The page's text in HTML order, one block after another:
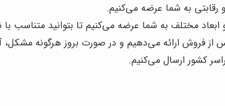
رقابتی به شما عرضه می‌کنیم.
مختلف به شما عرضه می‌کنیم تا بتوانید متناسب با
فروش ارائه می‌دهیم و در صورت بروز هرگونه
کشور ارسال می‌کنیم.